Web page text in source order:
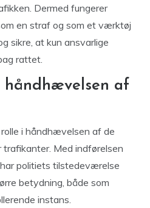
Dermed fungerer
en straf og som et værktøj
sikre, at kun ansvarlige
rattet.
håndhævelsen af
i håndhævelsen af de
Med indførelsen
politiets tilstedeværelse
betydning, både som
instans.